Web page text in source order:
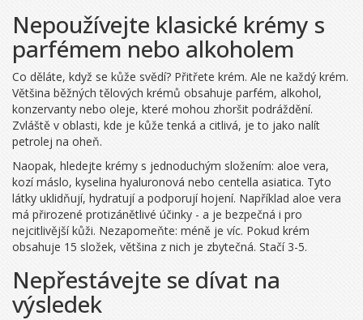
Nepoužívejte klasické krémy s
parfémem nebo alkoholem
Co děláte, když se kůže svědí? Přitřete krém. Ale ne každý krém.
Většina běžných tělových krémů obsahuje parfém, alkohol,
konzervanty nebo oleje, které mohou zhoršit podráždění.
Zvláště v oblasti, kde je kůže tenká a citlivá, je to jako nalít
petrolej na oheň.
Naopak, hledejte krémy s jednoduchým složením: aloe vera,
kozí máslo, kyselina hyaluronová nebo centella asiatica. Tyto
látky uklidňují, hydratují a podporují hojení. Například aloe vera
má přirozené protizánětlivé účinky - a je bezpečná i pro
nejcitlivější kůži. Nezapomeňte: méně je víc. Pokud krém
obsahuje 15 složek, většina z nich je zbytečná. Stačí 3-5.
Nepřestávejte se dívat na
výsledek